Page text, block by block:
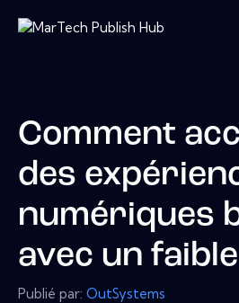
Comment
des
numériques
avec un
Publié par: OutSystems